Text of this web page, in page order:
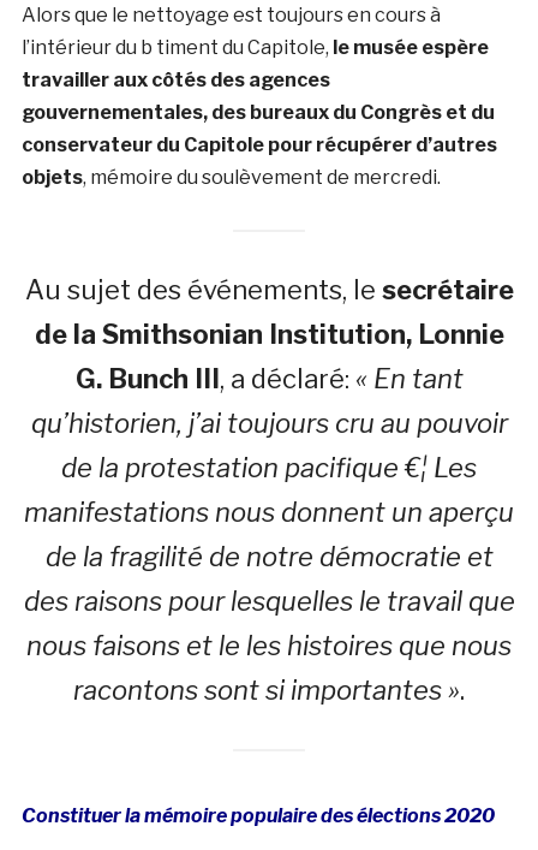
Alors que le nettoyage est toujours en cours à
l’intérieur du b timent du Capitole, le musée espère
travailler aux côtés des agences
gouvernementales, des bureaux du Congrès et du
conservateur du Capitole pour récupérer d’autres
objets, mémoire du soulèvement de mercredi.
Au sujet des événements, le secrétaire
de la Smithsonian Institution, Lonnie
G. Bunch III, a déclaré: « En tant
qu’historien, j’ai toujours cru au pouvoir
de la protestation pacifique €¦ Les
manifestations nous donnent un aperçu
de la fragilité de notre démocratie et
des raisons pour lesquelles le travail que
nous faisons et le les histoires que nous
racontons sont si importantes ».
Constituer la mémoire populaire des élections 2020